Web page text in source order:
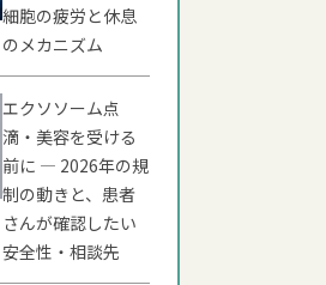
細胞の疲労と休息
のメカニズム
エクソソーム点
滴・美容を受ける
前に — 2026年の規
制の動きと、患者
さんが確認したい
安全性・相談先